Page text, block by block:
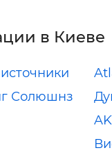
в Киеве
Солюшнз